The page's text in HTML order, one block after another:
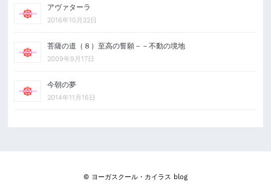
アヴァターラ
2016年10月22日
菩薩の道（８）至高の誓願－－不動の境地
2009年9月17日
今朝の夢
2014年11月16日
© ヨーガスクール・カイラス blog